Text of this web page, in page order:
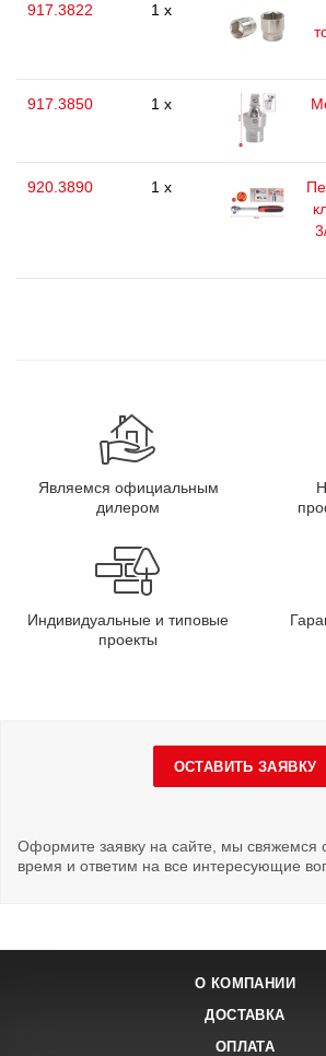
917.3822 1 x
917.3850 1 x
920.3890 1 x
Являемся официальным
дилером
Индивидуальные и типовые
проекты
ОСТАВИТЬ ЗАЯВКУ
Оформите заявку на сайте, мы свяжемся
время и ответим на все интересующие
О КОМПАНИИ
ДОСТАВКА
ОПЛАТА